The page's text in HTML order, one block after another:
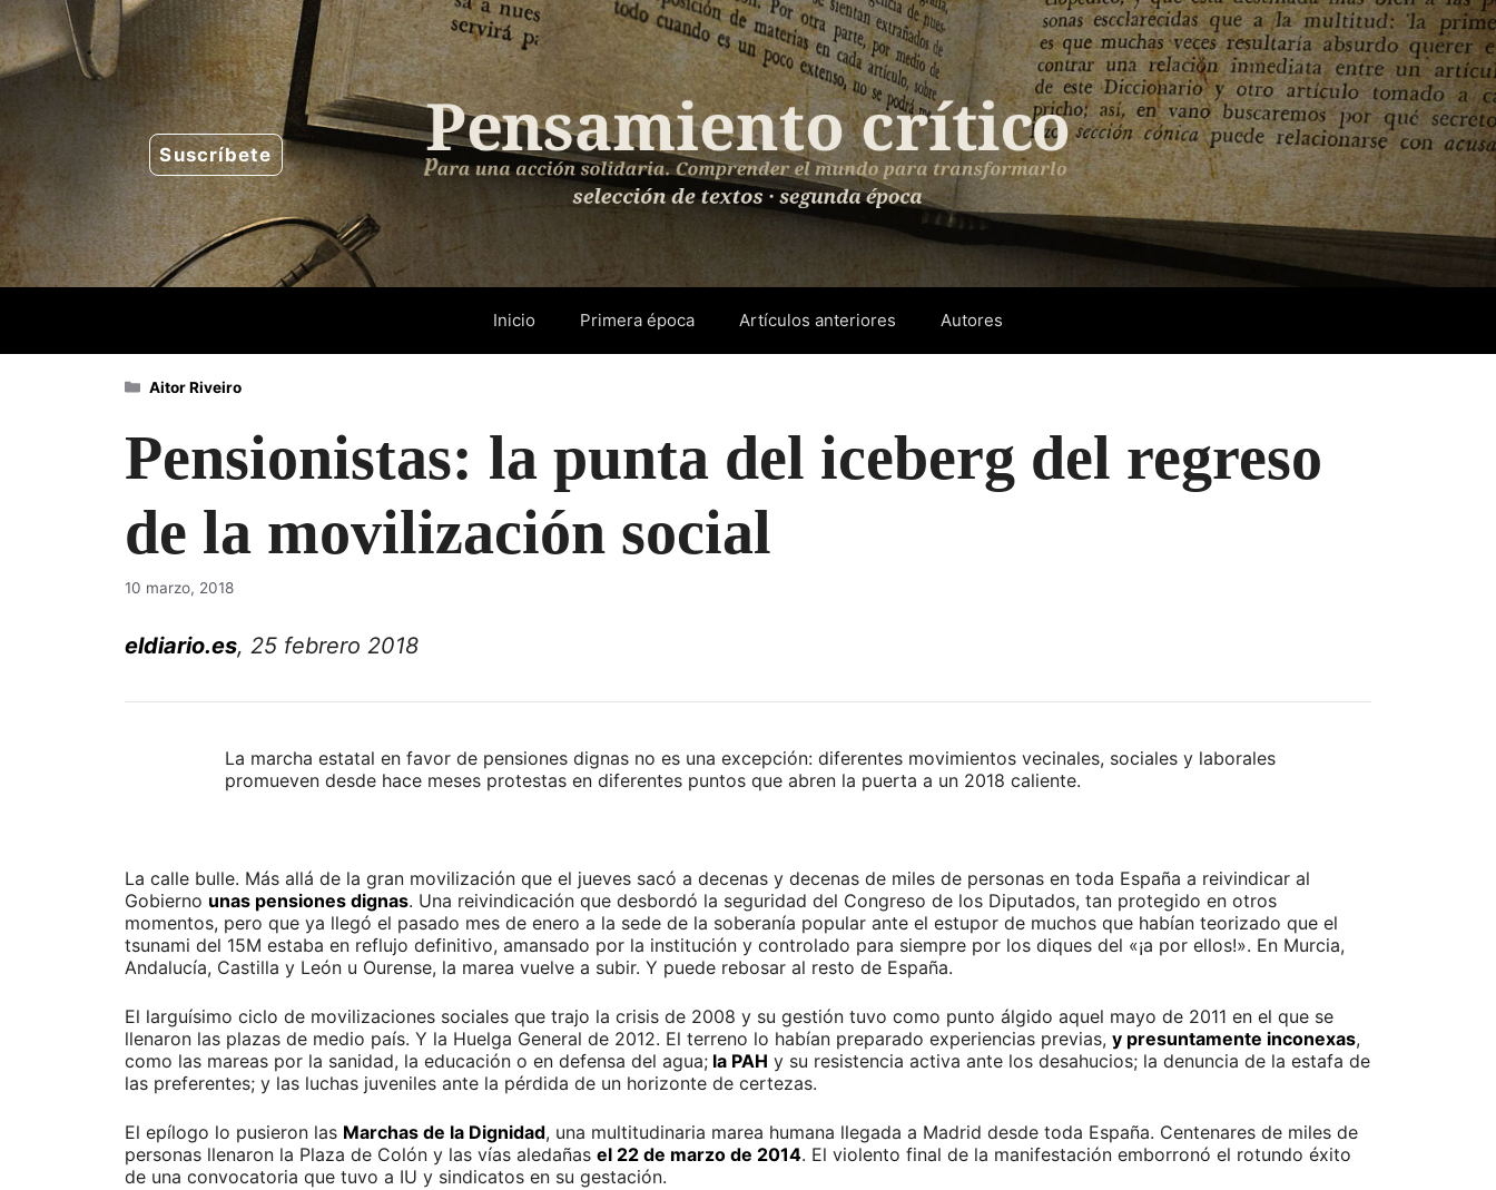
Saltar
al
contenido
Suscríbete
Inicio Primera época Artículos anteriores Autores
Pensionistas: la punta del iceberg del regreso
de la movilización social
10 marzo, 2018
eldiario.es, 25 febrero 2018
La marcha estatal en favor de pensiones dignas no es una excepción: diferentes movimientos vecinales, sociales y laborales
promueven desde hace meses protestas en diferentes puntos que abren la puerta a un 2018 caliente.
La calle bulle. Más allá de la gran movilización que el jueves sacó a decenas y decenas de miles de personas en toda España a reivindicar al
Gobierno unas pensiones dignas. Una reivindicación que desbordó la seguridad del Congreso de los Diputados, tan protegido en otros
momentos, pero que ya llegó el pasado mes de enero a la sede de la soberanía popular ante el estupor de muchos que habían teorizado que el
tsunami del 15M estaba en reflujo definitivo, amansado por la institución y controlado para siempre por los diques del «¡a por ellos!». En Murcia,
Andalucía, Castilla y León u Ourense, la marea vuelve a subir. Y puede rebosar al resto de España.
El larguísimo ciclo de movilizaciones sociales que trajo la crisis de 2008 y su gestión tuvo como punto álgido aquel mayo de 2011 en el que se
llenaron las plazas de medio país. Y la Huelga General de 2012. El terreno lo habían preparado experiencias previas, y presuntamente inconexas,
como las mareas por la sanidad, la educación o en defensa del agua; la PAH y su resistencia activa ante los desahucios; la denuncia de la estafa de
las preferentes; y las luchas juveniles ante la pérdida de un horizonte de certezas.
El epílogo lo pusieron las Marchas de la Dignidad, una multitudinaria marea humana llegada a Madrid desde toda España. Centenares de miles de
personas llenaron la Plaza de Colón y las vías aledañas el 22 de marzo de 2014. El violento final de la manifestación emborronó el rotundo éxito
de una convocatoria que tuvo a IU y sindicatos en su gestación.
Categorías
Aitor Riveiro